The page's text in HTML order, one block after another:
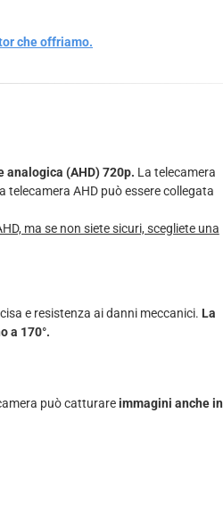
che offriamo.
(AHD) 720p. La telecamera
telecamera AHD può essere collegata
ma se non siete sicuri, scegliete una
e resistenza ai danni meccanici. La
a 170°.
può catturareimmagini anche in